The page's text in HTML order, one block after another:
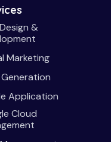
&
Marketing
Application
Cloud